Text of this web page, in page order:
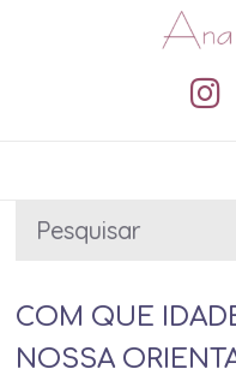
COM QUE
NOSSA